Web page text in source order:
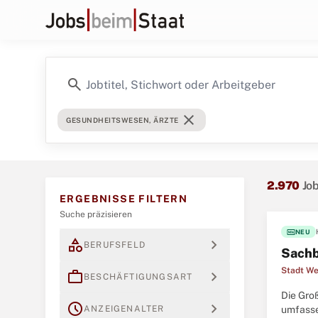
search
GESUNDHEITSWESEN, ÄRZTE close
ERGEBNISSE FILTERN
Suche präzisieren
category BERUFSFELD expand_more
work BESCHÄFTIGUNGSART expand_more
scheduleANZEIGENALTER expand_more
2.970
fiber_newNEU
Stadt
Die